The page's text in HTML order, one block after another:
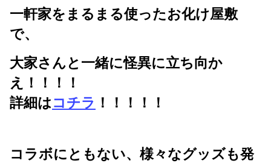
一軒家をまるまる使ったお化け屋敷
で、
大家さんと一緒に怪異に立ち向か
え！！！！
詳細はコチラ ！！！！！
コラボにともない、様々なグッズも発